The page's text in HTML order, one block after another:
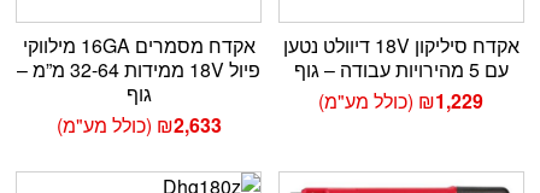
אקדח סיליקון 18V דיוולט נטען
עם 5 מהירויות עבודה – גוף
₪1,229 (כולל מע"מ)
אקדח מסמרים 16GA מילווקי
פיול 18V ממידות 32-64 מ”מ –
גוף
₪2,633 (כולל מע"מ)